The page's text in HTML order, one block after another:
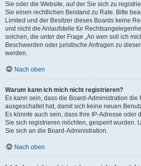
Sie oder die Website, auf der Sie sich zu
Sie einen rechtlichen Beistand zu Rate. Bitte
Limited und der Besitzer dieses Boards keine
und nicht die Anlaufstelle für
solchen, die unter der Frage „An wen soll ich
Beschwerden oder juristische Anfragen zu
werden.
Nach oben
Warum kann ich mich nicht registrieren?
Es kann sein, dass die Board-Administration die
ausgeschaltet hat, damit sich keine neuen
Es könnte auch sein, dass Ihre IP-Adresse oder
Sie sich registrieren möchten, gesperrt wurden.
Sie sich an die Board-Administration.
Nach oben